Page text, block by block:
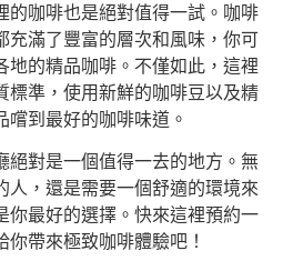
的咖啡也是絕對值得一試。咖啡
充滿了豐富的層次和風味，你可
地的精品咖啡。不僅如此，這裡
標準，使用新鮮的咖啡豆以及精
嚐到最好的咖啡味道。
絕對是一個值得一去的地方。無
人，還是需要一個舒適的環境來
你最好的選擇。快來這裡預約一
帶來極致咖啡體驗吧！